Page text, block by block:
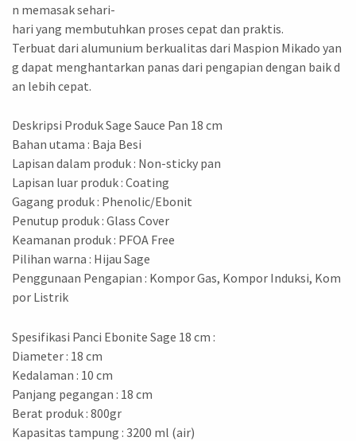
n memasak sehari-
hari yang membutuhkan proses cepat dan praktis.
Terbuat dari alumunium berkualitas dari Maspion Mikado yan
g dapat menghantarkan panas dari pengapian dengan baik d
an lebih cepat.
Deskripsi Produk Sage Sauce Pan 18 cm
Bahan utama : Baja Besi
Lapisan dalam produk : Non-sticky pan
Lapisan luar produk : Coating
Gagang produk : Phenolic/Ebonit
Penutup produk : Glass Cover
Keamanan produk : PFOA Free
Pilihan warna : Hijau Sage
Penggunaan Pengapian : Kompor Gas, Kompor Induksi, Kom
por Listrik
Spesifikasi Panci Ebonite Sage 18 cm :
Diameter : 18 cm
Kedalaman : 10 cm
Panjang pegangan : 18 cm
Berat produk : 800gr
Kapasitas tampung : 3200 ml (air)